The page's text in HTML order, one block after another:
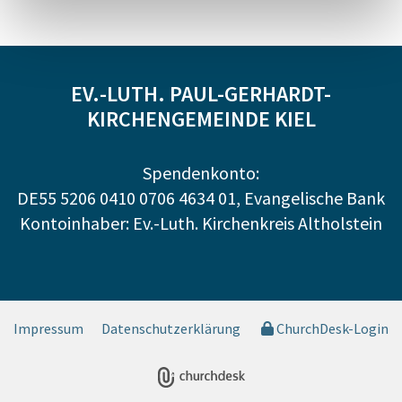
EV.-LUTH. PAUL-GERHARDT-
KIRCHENGEMEINDE KIEL
Spendenkonto:
DE55 5206 0410 0706 4634 01, Evangelische Bank
Kontoinhaber: Ev.-Luth. Kirchenkreis Altholstein
Impressum Datenschutzerklärung ChurchDesk-Login